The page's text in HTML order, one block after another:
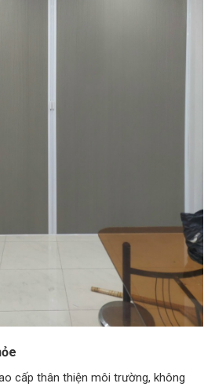
cấp thân thiện môi trường, không